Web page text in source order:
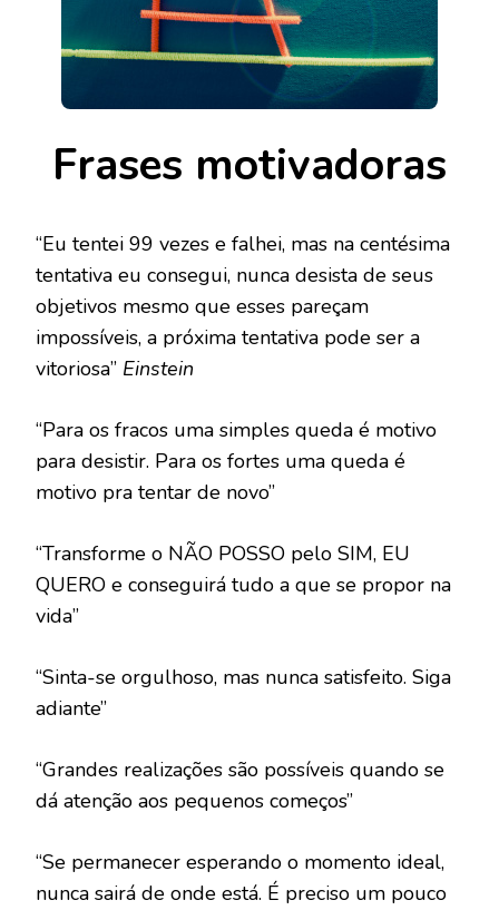
Frases motivadoras
“Eu tentei 99 vezes e falhei, mas na centésima
tentativa eu consegui, nunca desista de seus
objetivos mesmo que esses pareçam
impossíveis, a próxima tentativa pode ser a
vitoriosa” Einstein
“Para os fracos uma simples queda é motivo
para desistir. Para os fortes uma queda é
motivo pra tentar de novo”
“Transforme o NÃO POSSO pelo SIM, EU
QUERO e conseguirá tudo a que se propor na
vida”
“Sinta-se orgulhoso, mas nunca satisfeito. Siga
adiante”
“Grandes realizações são possíveis quando se
dá atenção aos pequenos começos”
“Se permanecer esperando o momento ideal,
nunca sairá de onde está. É preciso um pouco